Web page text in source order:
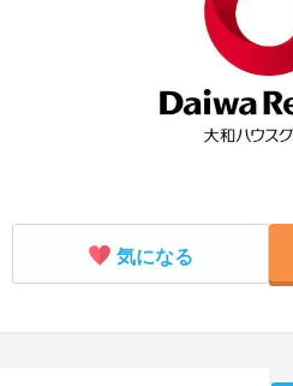
あなたに合う仕事を診断！
就活ニュースペーパー
就活時事ニュースを更新
気になる